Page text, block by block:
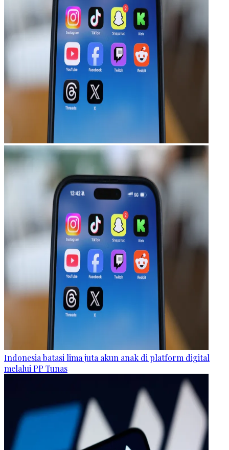
Indonesia batasi lima juta akun anak di platform digital
melalui PP Tunas